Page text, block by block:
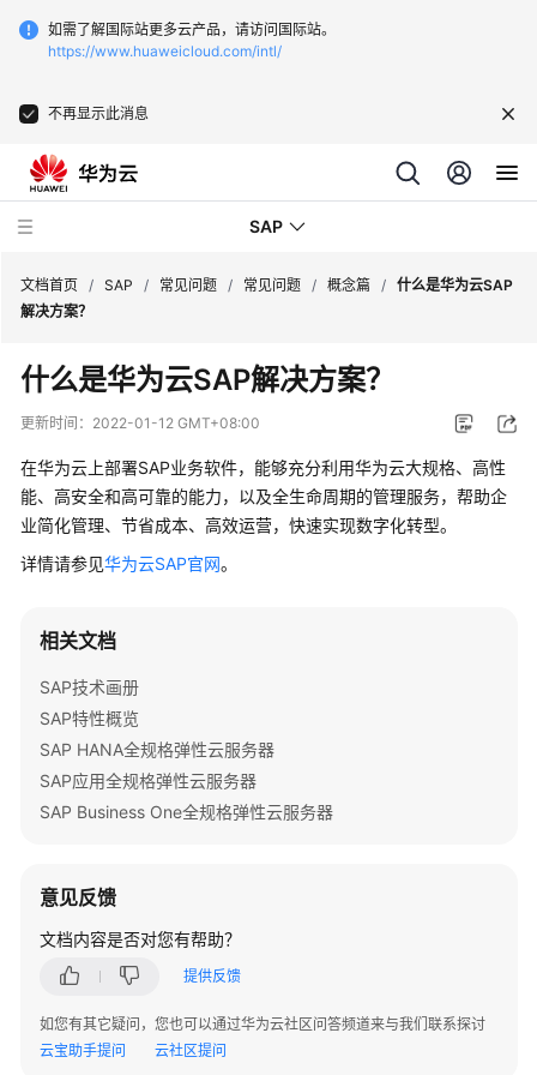
如需了解国际站更多云产品，请访问国际站。
https://www.huaweicloud.com/intl/
不再显示此消息
SAP
SAP
技
术
册
SAP
性
SAP
部
署
南
SAP
指
（专
SAP
文档首页 / SAP / 常见问题 / 常见问题 / 概念篇 / 什么是华为云SAP
解决方案？
什么是华为云SAP解决方案？
更新时间： 2022-01-12 GMT+08:00
在华为云上部署SAP业务软件，能够充分利用华为云大规格、高性
能、高安全和高可靠的能力，以及全生命周期的管理服务，帮助企
业简化管理、节省成本、高效运营，快速实现数字化转型。
详情请参见华为云SAP官网。
相关文档
SAP技术画册
SAP特性概览
SAP HANA全规格弹性云服务器
SAP应用全规格弹性云服务器
SAP Business One全规格弹性云服务器
意见反馈
文档内容是否对您有帮助？
提供反馈
如您有其它疑问，您也可以通过华为云社区问答频道来与我们联系探讨
云宝助手提问
云社区提问